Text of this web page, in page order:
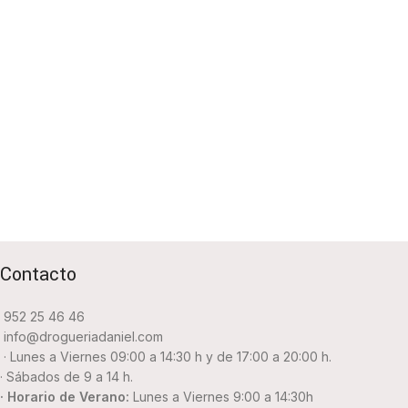
Contacto
952 25 46 46
info@drogueriadaniel.com
· Lunes a Viernes 09:00 a 14:30 h y de 17:00 a 20:00 h.
· Sábados de 9 a 14 h.
· Horario de Verano: Lunes a Viernes 9:00 a 14:30h